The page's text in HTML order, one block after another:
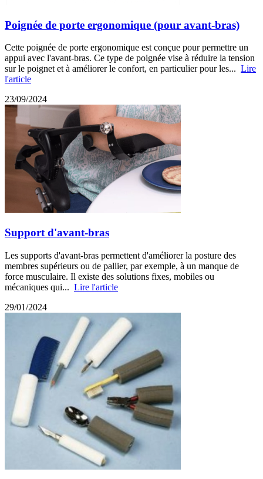
Poignée de porte ergonomique (pour avant-bras)
Cette poignée de porte ergonomique est conçue pour permettre un
appui avec l'avant-bras. Ce type de poignée vise à réduire la tension
sur le poignet et à améliorer le confort, en particulier pour les... Lire
l'article
23/09/2024
Support d'avant-bras
Les supports d'avant-bras permettent d'améliorer la posture des
membres supérieurs ou de pallier, par exemple, à un manque de
force musculaire. Il existe des solutions fixes, mobiles ou
mécaniques qui... Lire l'article
29/01/2024